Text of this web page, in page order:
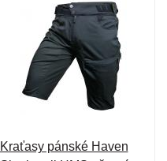
Kraťasy pánské Haven